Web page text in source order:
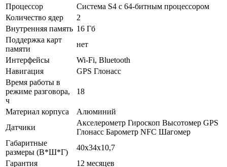
Процессор
Система S4 с 64‑битным процессором
Количество ядер
2
Внутренняя память 16 Гб
Поддержка карт
памяти
нет
Интерфейсы
Wi-Fi, Bluetooth
Навигация
GPS Глонасс
Время работы в
режиме разговора,
ч
18
Материал корпуса
Алюминий
Датчики
Акселерометр Гироскоп Высотомер GPS
Глонасс Барометр NFC Шагомер
Габаритные
размеры (В*Ш*Г)
40x34x10,7
Гарантия
12 месяцев